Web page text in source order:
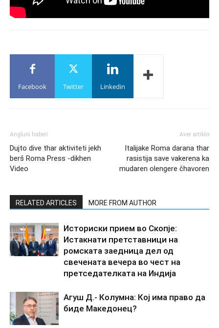
Facebook Twitter Linkedin
Angluni haberi
Dujto dive thar aktiviteti jekh
berš Roma Press -dikhen
Video
Aver artiklo
Italijake Roma darana thar
rasistija save vakerena ka
mudaren olengere čhavoren
RELATED ARTICLES MORE FROM AUTHOR
Историски прием во Скопје:
Истакнати претставници на
ромската заедница дел од
свечената вечера во чест на
претседателката на Индија
Агуш Д.- Колумна: Кој има право да
биде Македонец?